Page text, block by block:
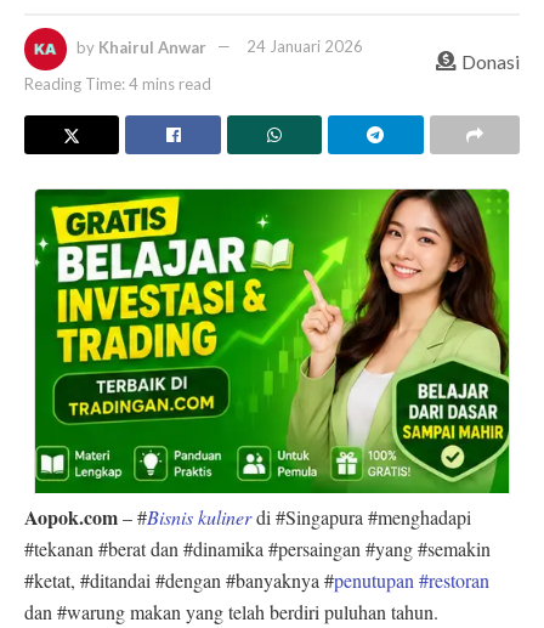
by Khairul Anwar
24 Januari 2026
Reading Time: 4 mins read
Donasi
Aopok.com– #Bisnis kulinerdi #Singapura #menghadapi
#tekanan #berat dan #dinamika #persaingan #yang #semakin
#ketat, #ditandai #dengan #banyaknya #penutupan #restoran
dan #warung makan yang telah berdiri puluhan tahun.